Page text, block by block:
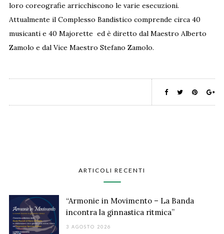
loro coreografie arricchiscono le varie esecuzioni.
Attualmente il Complesso Bandistico comprende circa 40
musicanti e 40 Majorette ed è diretto dal Maestro Alberto
Zamolo e dal Vice Maestro Stefano Zamolo.
ARTICOLI RECENTI
“Armonie in Movimento – La Banda
incontra la ginnastica ritmica”
3 AGOSTO 2026